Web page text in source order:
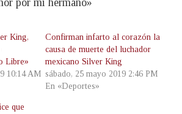
por mi hermano»
King,
Libre»
10:14 AM
Confirman infarto al corazón la
causa de muerte del luchador
mexicano Silver King
sábado, 25 mayo 2019 2:46 PM
En «Deportes»
que